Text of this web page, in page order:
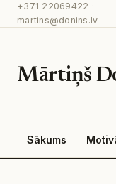
Pāriet+371 22069422 ·
martins@donins.lv
Mārtiņš
Sākums